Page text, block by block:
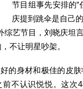
节目组事先安排的“
庆提到跳伞是自己
艺节目，刘晓庆坦
不让明星吵架。
身材和极佳的皮肤
不认识悦悦。这次